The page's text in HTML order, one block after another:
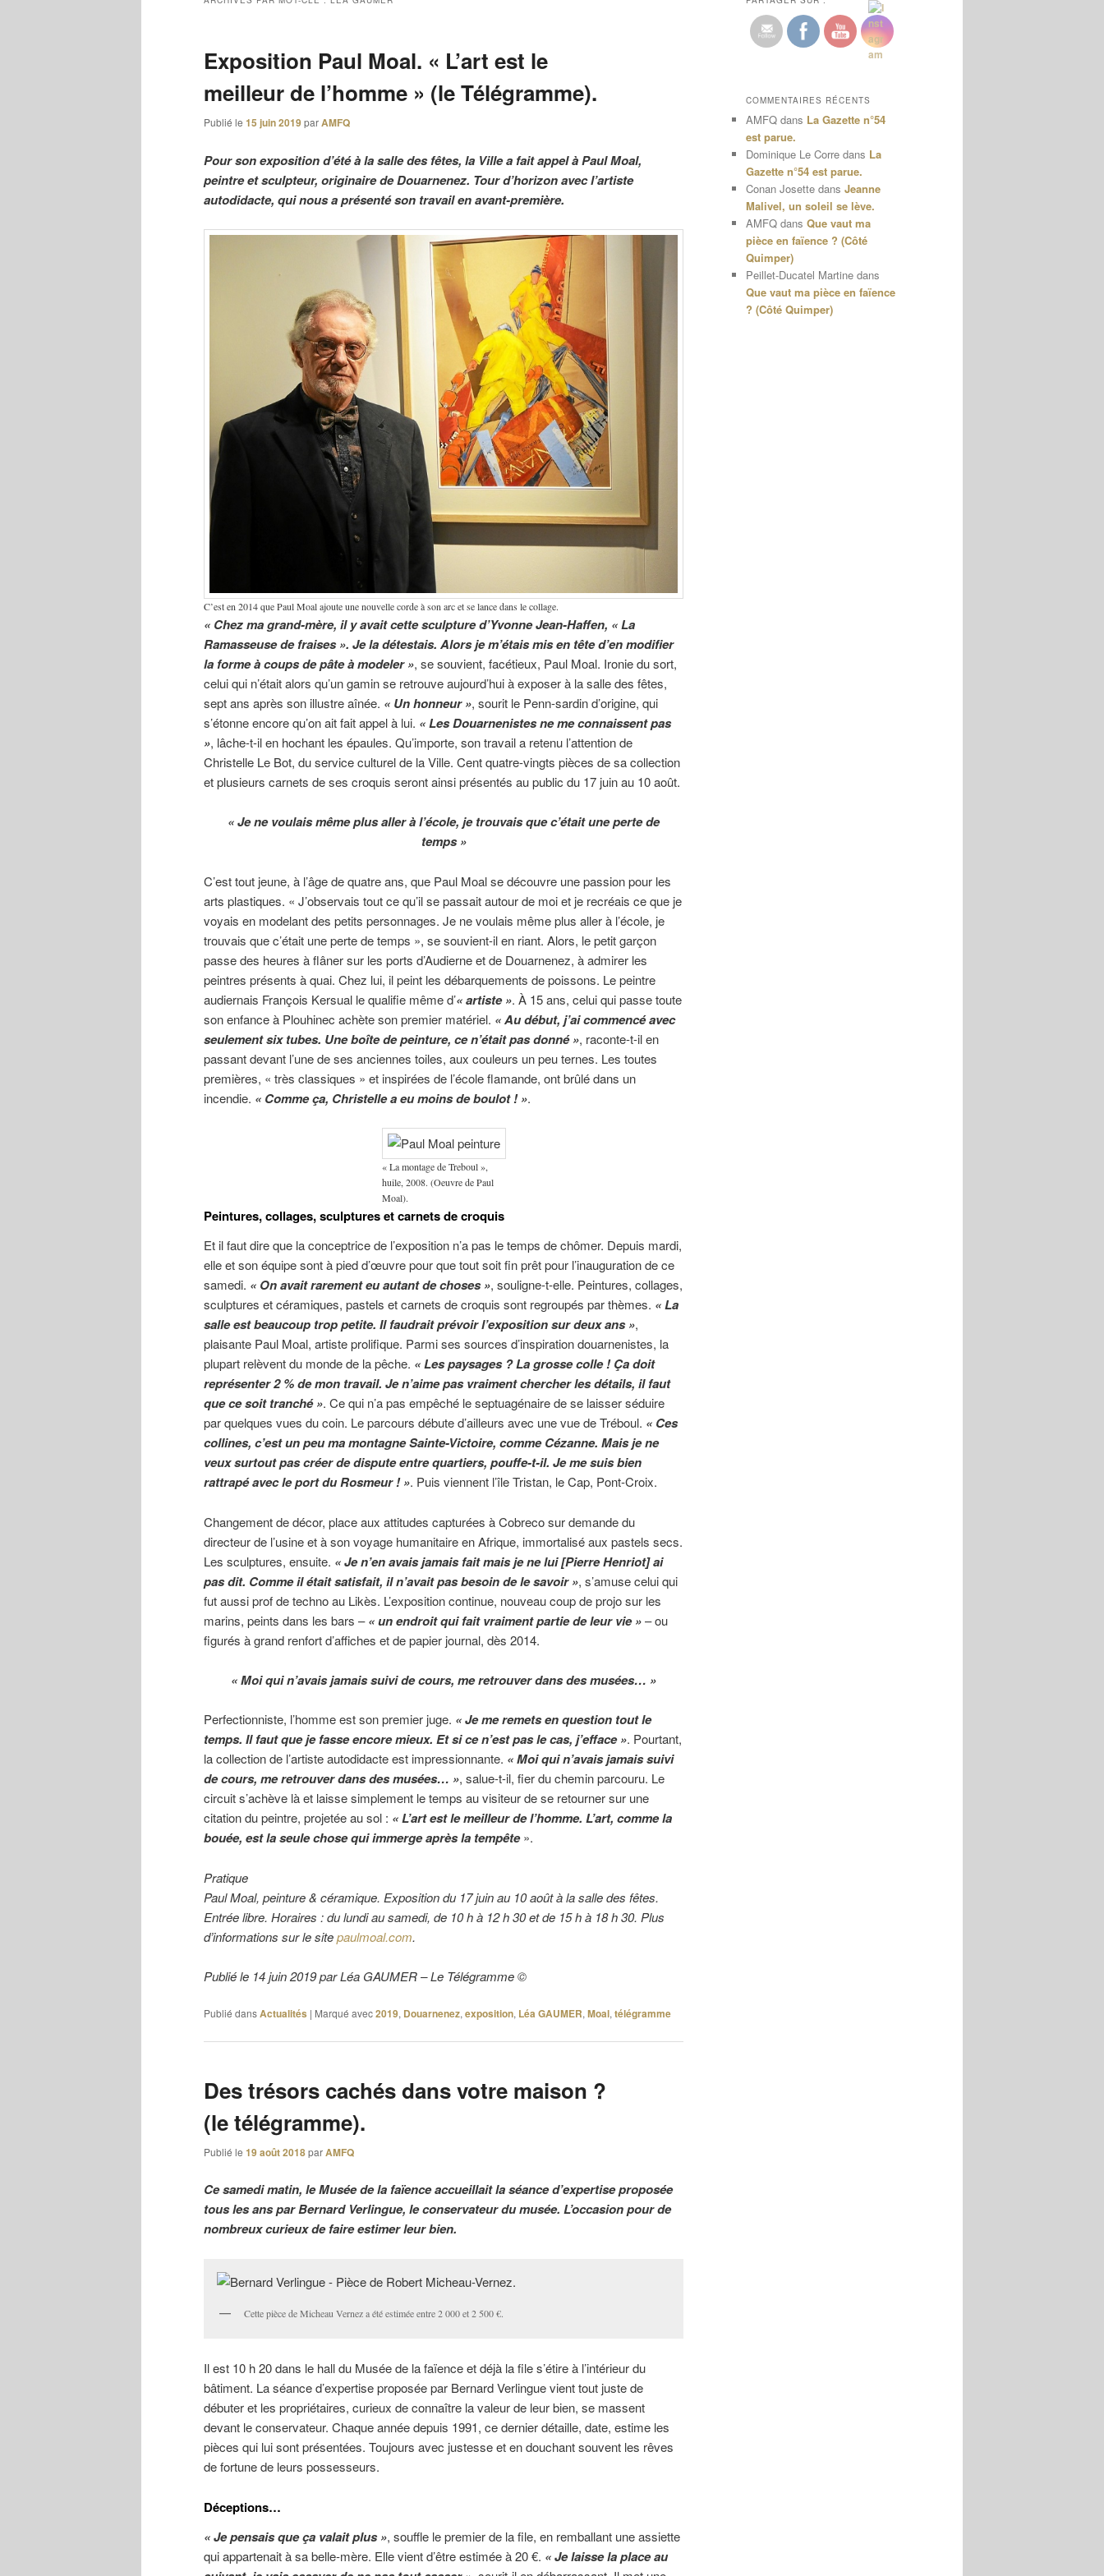
Exposition Paul Moal. « L’art est le
meilleur de l’homme » (le Télégramme).
Publié le 15 juin 2019parAMFQ
Pour son exposition d’été à la salle des fêtes, la Ville a fait appel à Paul Moal,
peintre et sculpteur, originaire de Douarnenez. Tour d’horizon avec l’artiste
autodidacte, qui nous a présenté son travail en avant-première.
C’est en 2014 que Paul Moal ajoute une nouvelle corde à son arc et se lance dans le collage.
« Chez ma grand-mère, il y avait cette sculpture d’Yvonne Jean-Haffen, « La
Ramasseuse de fraises ». Je la détestais. Alors je m’étais mis en tête d’en modifier
la forme à coups de pâte à modeler », se souvient, facétieux, Paul Moal. Ironie du sort,
celui qui n’était alors qu’un gamin se retrouve aujourd’hui à exposer à la salle des fêtes,
sept ans après son illustre aînée. « Un honneur », sourit le Penn-sardin d’origine, qui
s’étonne encore qu’on ait fait appel à lui. « Les Douarnenistes ne me connaissent pas
», lâche-t-il en hochant les épaules. Qu’importe, son travail a retenu l’attention de
Christelle Le Bot, du service culturel de la Ville. Cent quatre-vingts pièces de sa collection
et plusieurs carnets de ses croquis seront ainsi présentés au public du 17 juin au 10 août.
« Je ne voulais même plus aller à l’école, je trouvais que c’était une perte de
temps »
C’est tout jeune, à l’âge de quatre ans, que Paul Moal se découvre une passion pour les
arts plastiques. « J’observais tout ce qu’il se passait autour de moi et je recréais ce que je
voyais en modelant des petits personnages. Je ne voulais même plus aller à l’école, je
trouvais que c’était une perte de temps », se souvient-il en riant. Alors, le petit garçon
passe des heures à flâner sur les ports d’Audierne et de Douarnenez, à admirer les
peintres présents à quai. Chez lui, il peint les débarquements de poissons. Le peintre
audiernais François Kersual le qualifie même d’« artiste ». À 15 ans, celui qui passe toute
son enfance à Plouhinec achète son premier matériel. « Au début, j’ai commencé avec
seulement six tubes. Une boîte de peinture, ce n’était pas donné », raconte-t-il en
passant devant l’une de ses anciennes toiles, aux couleurs un peu ternes. Les toutes
premières, « très classiques » et inspirées de l’école flamande, ont brûlé dans un
incendie. « Comme ça, Christelle a eu moins de boulot ! ».
« La montage de Treboul »,
huile, 2008. (Oeuvre de Paul
Moal).
Peintures, collages, sculptures et carnets de croquis
Et il faut dire que la conceptrice de l’exposition n’a pas le temps de chômer. Depuis mardi,
elle et son équipe sont à pied d’œuvre pour que tout soit fin prêt pour l’inauguration de ce
samedi. « On avait rarement eu autant de choses », souligne-t-elle. Peintures, collages,
sculptures et céramiques, pastels et carnets de croquis sont regroupés par thèmes. « La
salle est beaucoup trop petite. Il faudrait prévoir l’exposition sur deux ans »,
plaisante Paul Moal, artiste prolifique. Parmi ses sources d’inspiration douarnenistes, la
plupart relèvent du monde de la pêche. « Les paysages ? La grosse colle ! Ça doit
représenter 2 % de mon travail. Je n’aime pas vraiment chercher les détails, il faut
que ce soit tranché ». Ce qui n’a pas empêché le septuagénaire de se laisser séduire
par quelques vues du coin. Le parcours débute d’ailleurs avec une vue de Tréboul. « Ces
collines, c’est un peu ma montagne Sainte-Victoire, comme Cézanne. Mais je ne
veux surtout pas créer de dispute entre quartiers, pouffe-t-il. Je me suis bien
rattrapé avec le port du Rosmeur ! ». Puis viennent l’île Tristan, le Cap, Pont-Croix.
Changement de décor, place aux attitudes capturées à Cobreco sur demande du
directeur de l’usine et à son voyage humanitaire en Afrique, immortalisé aux pastels secs.
Les sculptures, ensuite. « Je n’en avais jamais fait mais je ne lui [Pierre Henriot] ai
pas dit. Comme il était satisfait, il n’avait pas besoin de le savoir », s’amuse celui qui
fut aussi prof de techno au Likès. L’exposition continue, nouveau coup de projo sur les
marins, peints dans les bars –« un endroit qui fait vraiment partie de leur vie »– ou
figurés à grand renfort d’affiches et de papier journal, dès 2014.
« Moi qui n’avais jamais suivi de cours, me retrouver dans des musées… »
Perfectionniste, l’homme est son premier juge. « Je me remets en question tout le
temps. Il faut que je fasse encore mieux. Et si ce n’est pas le cas, j’efface ». Pourtant,
la collection de l’artiste autodidacte est impressionnante. « Moi qui n’avais jamais suivi
de cours, me retrouver dans des musées… », salue-t-il, fier du chemin parcouru. Le
circuit s’achève là et laisse simplement le temps au visiteur de se retourner sur une
citation du peintre, projetée au sol : « L’art est le meilleur de l’homme. L’art, comme la
bouée, est la seule chose qui immerge après la tempête».
Pratique
Paul Moal, peinture & céramique. Exposition du 17 juin au 10 août à la salle des fêtes.
Entrée libre. Horaires : du lundi au samedi, de 10 h à 12 h 30 et de 15 h à 18 h 30. Plus
d’informations sur le sitepaulmoal.com.
Publié le 14 juin 2019 par Léa GAUMER – Le Télégramme ©
Publié dansActualités | Marqué avec2019, Douarnenez,exposition, Léa GAUMER,Moal,télégramme
Des trésors cachés dans votre maison ?
(le télégramme).
Publié le 19 août 2018parAMFQ
Ce samedi matin, le Musée de la faïence accueillait la séance d’expertise proposée
tous les ans par Bernard Verlingue, le conservateur du musée. L’occasion pour de
nombreux curieux de faire estimer leur bien.
Cette pièce de Micheau Vernez a été estimée entre 2 000 et 2 500 €.
Il est 10 h 20 dans le hall du Musée de la faïence et déjà la file s’étire à l’intérieur du
bâtiment. La séance d’expertise proposée par Bernard Verlingue vient tout juste de
débuter et les propriétaires, curieux de connaître la valeur de leur bien, se massent
devant le conservateur. Chaque année depuis 1991, ce dernier détaille, date, estime les
pièces qui lui sont présentées. Toujours avec justesse et en douchant souvent les rêves
de fortune de leurs possesseurs.
Déceptions…
« Je pensais que ça valait plus », souffle le premier de la file, en remballant une assiette
qui appartenait à sa belle-mère. Elle vient d’être estimée à 20 €. « Je laisse la place au
COMMENTAIRES RÉCENTS
AMFQ dans La Gazette n°54
est parue.
Dominique Le Corre dans La
Gazette n°54 est parue.
Conan Josette dans Jeanne
Malivel, un soleil se lève.
AMFQ dans Que vaut ma
pièce en faïence ? (Côté
Quimper)
Peillet-Ducatel Martine dans
Que vaut ma pièce en faïence
? (Côté Quimper)